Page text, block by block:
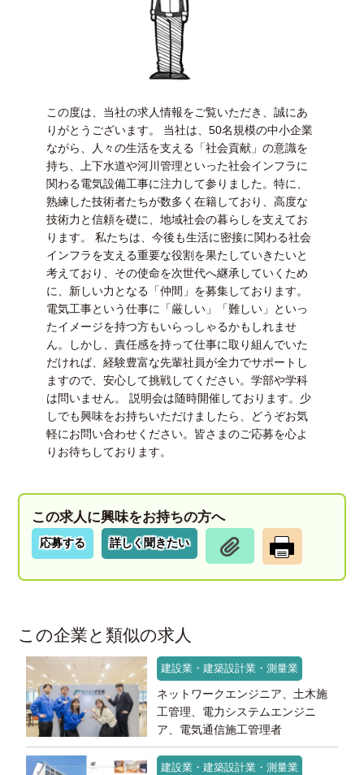
この度は、当社の求人情報をご覧いただき、誠にあ
りがとうございます。 当社は、50名規模の中小企業
ながら、人々の生活を支える「社会貢献」の意識を
持ち、上下水道や河川管理といった社会インフラに
関わる電気設備工事に注力して参りました。特に、
熟練した技術者たちが数多く在籍しており、高度な
技術力と信頼を礎に、地域社会の暮らしを支えてお
ります。 私たちは、今後も生活に密接に関わる社会
インフラを支える重要な役割を果たしていきたいと
考えており、その使命を次世代へ継承していくため
に、新しい力となる「仲間」を募集しております。
電気工事という仕事に「厳しい」「難しい」といっ
たイメージを持つ方もいらっしゃるかもしれませ
ん。しかし、責任感を持って仕事に取り組んでいた
だければ、経験豊富な先輩社員が全力でサポートし
ますので、安心して挑戦してください。学部や学科
は問いません。 説明会は随時開催しております。少
しでも興味をお持ちいただけましたら、どうぞお気
軽にお問い合わせください。皆さまのご応募を心よ
りお待ちしております。
この求人に興味をお持ちの方へ
応募する 詳しく聞きたい
この企業と類似の求人
建設業・建築設計業・測量業
ネットワークエンジニア、土木施
工管理、電力システムエンジニ
ア、電気通信施工管理者
建設業・建築設計業・測量業